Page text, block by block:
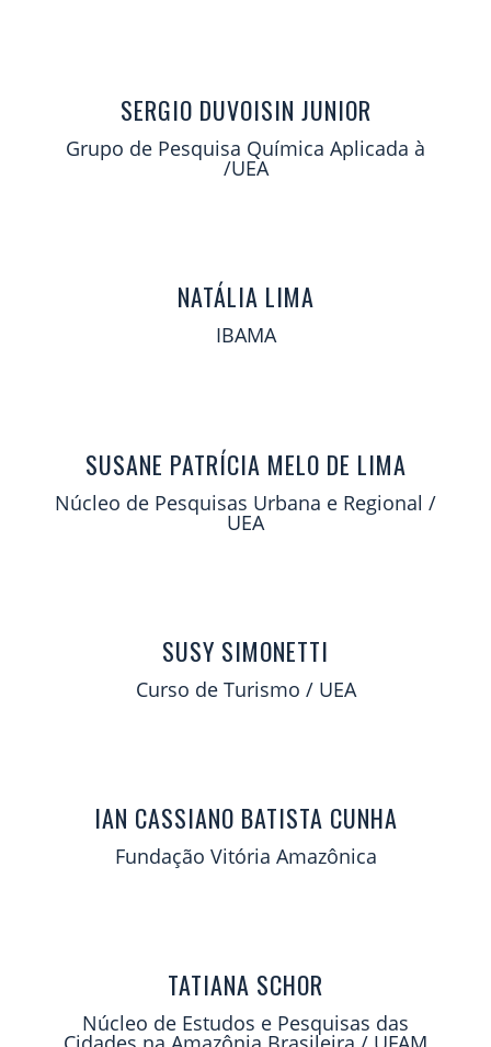
SERGIO DUVOISIN JUNIOR
Grupo de Pesquisa Química Aplicada à
/UEA
NATÁLIA LIMA
IBAMA
SUSANE PATRÍCIA MELO DE LIMA
Núcleo de Pesquisas Urbana e Regional /
UEA
SUSY SIMONETTI
Curso de Turismo / UEA
IAN CASSIANO BATISTA CUNHA
Fundação Vitória Amazônica
TATIANA SCHOR
Núcleo de Estudos e Pesquisas das